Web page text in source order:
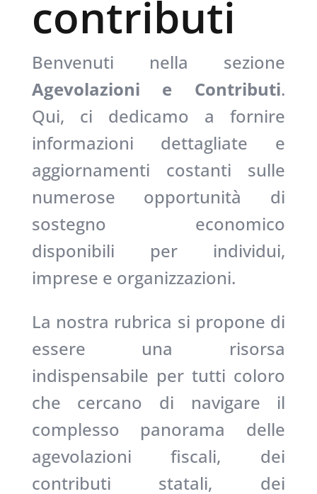
contributi
Benvenuti nella sezione
Agevolazioni e Contributi.
Qui, ci dedicamo a fornire
informazioni dettagliate e
aggiornamenti costanti sulle
numerose opportunità di
sostegno economico
disponibili per individui,
imprese e organizzazioni.
La nostra rubrica si propone di
essere una risorsa
indispensabile per tutti coloro
che cercano di navigare il
complesso panorama delle
agevolazioni fiscali, dei
contributi statali, dei